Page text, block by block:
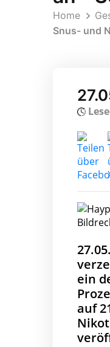
Home
Snus- und
ein
auf